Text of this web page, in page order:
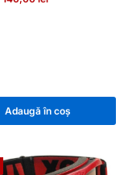
Adaugă în coș